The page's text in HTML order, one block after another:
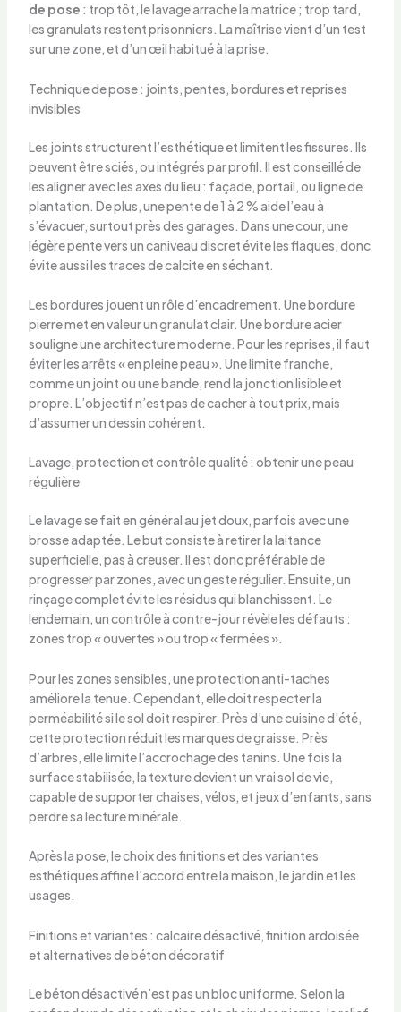
de pose : trop tôt, le lavage arrache la matrice ; trop tard,
les granulats restent prisonniers. La maîtrise vient d’un test
sur une zone, et d’un œil habitué à la prise.
Technique de pose : joints, pentes, bordures et reprises
invisibles
Les joints structurent l’esthétique et limitent les fissures. Ils
peuvent être sciés, ou intégrés par profil. Il est conseillé de
les aligner avec les axes du lieu : façade, portail, ou ligne de
plantation. De plus, une pente de 1 à 2 % aide l’eau à
s’évacuer, surtout près des garages. Dans une cour, une
légère pente vers un caniveau discret évite les flaques, donc
évite aussi les traces de calcite en séchant.
Les bordures jouent un rôle d’encadrement. Une bordure
pierre met en valeur un granulat clair. Une bordure acier
souligne une architecture moderne. Pour les reprises, il faut
éviter les arrêts « en pleine peau ». Une limite franche,
comme un joint ou une bande, rend la jonction lisible et
propre. L’objectif n’est pas de cacher à tout prix, mais
d’assumer un dessin cohérent.
Lavage, protection et contrôle qualité : obtenir une peau
régulière
Le lavage se fait en général au jet doux, parfois avec une
brosse adaptée. Le but consiste à retirer la laitance
superficielle, pas à creuser. Il est donc préférable de
progresser par zones, avec un geste régulier. Ensuite, un
rinçage complet évite les résidus qui blanchissent. Le
lendemain, un contrôle à contre-jour révèle les défauts :
zones trop « ouvertes » ou trop « fermées ».
Pour les zones sensibles, une protection anti-taches
améliore la tenue. Cependant, elle doit respecter la
perméabilité si le sol doit respirer. Près d’une cuisine d’été,
cette protection réduit les marques de graisse. Près
d’arbres, elle limite l’accrochage des tanins. Une fois la
surface stabilisée, la texture devient un vrai sol de vie,
capable de supporter chaises, vélos, et jeux d’enfants, sans
perdre sa lecture minérale.
Après la pose, le choix des finitions et des variantes
esthétiques affine l’accord entre la maison, le jardin et les
usages.
Finitions et variantes : calcaire désactivé, finition ardoisée
et alternatives de béton décoratif
Le béton désactivé n’est pas un bloc uniforme. Selon la